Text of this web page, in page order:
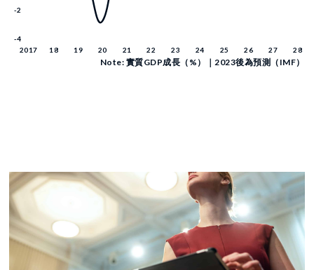
Note: 實質GDP成長（%）｜2023後為預測（IMF）